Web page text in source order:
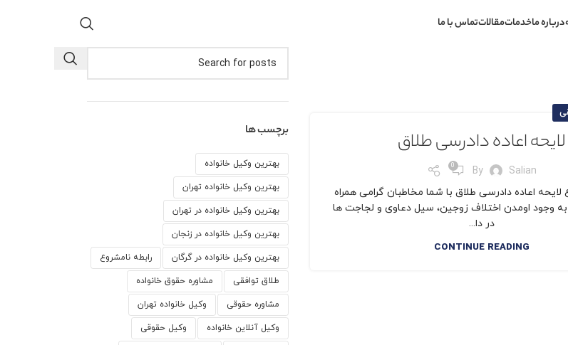
درباره ماخدماتمقالاتتماس با ما
لایحه اعاده دادرسی طلاق
By Salian
0
لایحه اعاده دادرسی طلاق با شما مخاطبان گرامی همراه
وجود اومدن اختلاف زوجین، سیل دعاوی و لجاجت ها
در دا...
CONTINUE READING
برچسب ها
بهترین وکیل خانواده
بهترین وکیل خانواده تهران
بهترین وکیل خانواده در تهران
بهترین وکیل خانواده در زنجان
بهترین وکیل خانواده در گرگان رابطه نامشروع
طلاق توافقی مشاوره حقوق خانواده
مشاوره حقوقی وكيل خانواده تهران
وکیل آنلاین خانواده وکیل حقوقی